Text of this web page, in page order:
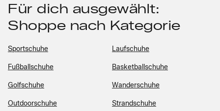
Für dich ausgewählt:
Shoppe nach Kategorie
Sportschuhe Laufschuhe
Fußballschuhe Basketballschuhe
Golfschuhe Wanderschuhe
Outdoorschuhe Strandschuhe